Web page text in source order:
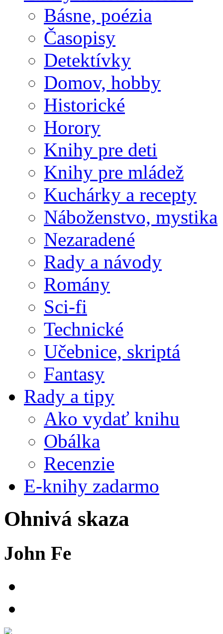
Básne, poézia
Časopisy
Detektívky
Domov, hobby
Historické
Horory
Knihy pre deti
Knihy pre mládež
Kuchárky a recepty
Náboženstvo, mystika
Nezaradené
Rady a návody
Romány
Sci-fi
Technické
Učebnice, skriptá
Fantasy
Rady a tipy
Ako vydať knihu
Obálka
Recenzie
E-knihy zadarmo
Ohnivá skaza
John Fe